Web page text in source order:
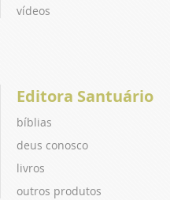
vídeos
Editora Santuário
bíblias
deus conosco
livros
outros produtos